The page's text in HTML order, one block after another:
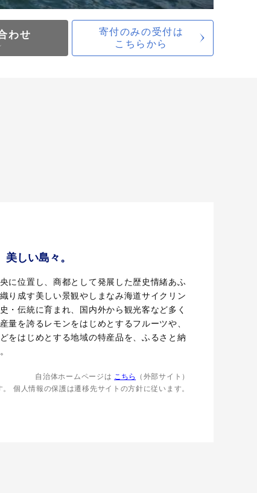
わせ
寄付のみの受付は
こちらから
しい島々。
に位置し、商都として発展した歴史情緒あふ
り成す美しい景観やしまなみ海道サイクリン
・伝統に育まれ、国内外から観光客など多く
量を誇るレモンをはじめとするフルーツや、
をはじめとする地域の特産品を、ふるさと納
自治体ホームページは こちら
（外部サイト）
。 個人情報の保護は遷移先サイトの方針に従います。